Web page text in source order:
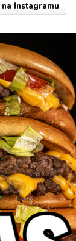
na Instagramu